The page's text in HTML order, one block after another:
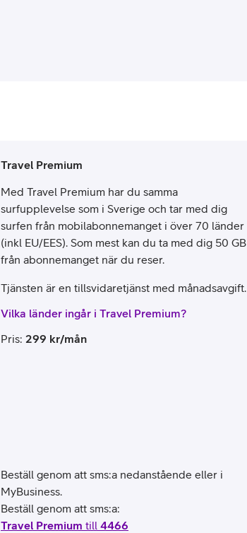
Travel Premium
Med Travel Premium har du samma
surfupplevelse som i Sverige och tar med dig
surfen från mobilabonnemanget i över 70 länder
(inkl EU/EES). Som mest kan du ta med dig 50 GB
från abonnemanget när du reser.
Tjänsten är en tillsvidaretjänst med månadsavgift.
Vilka länder ingår i Travel Premium?
Pris: 299 kr/mån
Beställ genom att sms:a nedanstående eller i
MyBusiness.
Beställ genom att sms:a:
Travel Premium till 4466